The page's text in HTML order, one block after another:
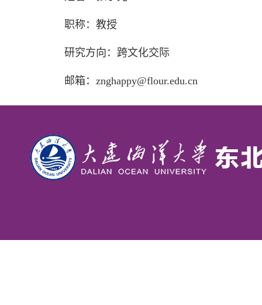
职称：教授
研究方向：跨文化交际
邮箱： znghappy@flour.edu.cn